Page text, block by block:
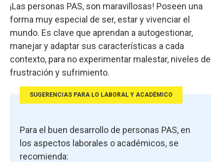
¡Las personas PAS, son maravillosas! Poseen una
forma muy especial de ser, estar y vivenciar el
mundo. Es clave que aprendan a autogestionar,
manejar y adaptar sus características a cada
contexto, para no experimentar malestar, niveles de
frustración y sufrimiento.
SUGERENCIAS PARA LO LABORAL Y ACADÉMICO
Para el buen desarrollo de personas PAS, en
los aspectos laborales o académicos, se
recomienda: